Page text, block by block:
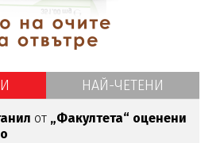
НАЙ-ЧЕТЕНИ
от „Факултета“ оценени